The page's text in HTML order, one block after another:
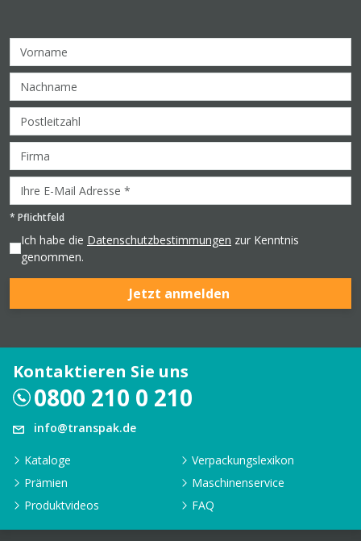
* Pflichtfeld
Ich habe die Datenschutzbestimmungen zur Kenntnis
genommen.
Jetzt anmelden
Kontaktieren Sie uns
0800 210 0 210
info@transpak.de
Kataloge
Verpackungslexikon
Prämien
Maschinenservice
Produktvideos
FAQ